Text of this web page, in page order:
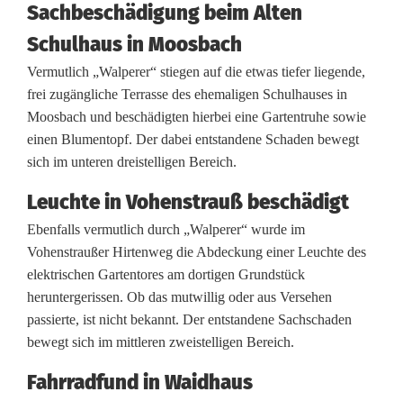
t
e
r
w
e
g
s
Sachbeschädigung beim Alten
Schulhaus in Moosbach
Vermutlich „Walperer“ stiegen auf die etwas tiefer liegende,
frei zugängliche Terrasse des ehemaligen Schulhauses in
Moosbach und beschädigten hierbei eine Gartentruhe sowie
einen Blumentopf. Der dabei entstandene Schaden bewegt
sich im unteren dreistelligen Bereich.
Leuchte in Vohenstrauß beschädigt
Ebenfalls vermutlich durch „Walperer“ wurde im
Vohenstraußer Hirtenweg die Abdeckung einer Leuchte des
elektrischen Gartentores am dortigen Grundstück
heruntergerissen. Ob das mutwillig oder aus Versehen
passierte, ist nicht bekannt. Der entstandene Sachschaden
bewegt sich im mittleren zweistelligen Bereich.
Fahrradfund in Waidhaus